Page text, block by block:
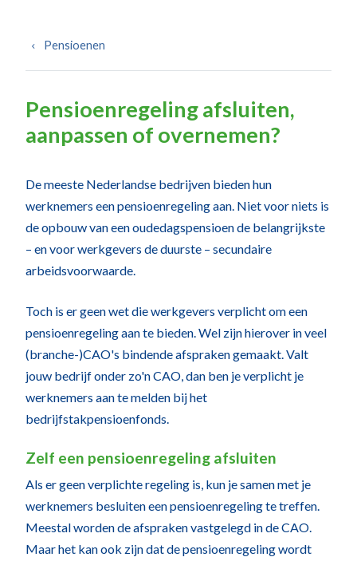
Pensioenen
Pensioenregeling afsluiten,
aanpassen of overnemen?
De meeste Nederlandse bedrijven bieden hun
werknemers een pensioenregeling aan. Niet voor niets is
de opbouw van een oudedagspensioen de belangrijkste
– en voor werkgevers de duurste – secundaire
arbeidsvoorwaarde.
Toch is er geen wet die werkgevers verplicht om een
pensioenregeling aan te bieden. Wel zijn hierover in veel
(branche-)CAO's bindende afspraken gemaakt. Valt
jouw bedrijf onder zo'n CAO, dan ben je verplicht je
werknemers aan te melden bij het
bedrijfstakpensioenfonds.
Zelf een pensioenregeling afsluiten
Als er geen verplichte regeling is, kun je samen met je
werknemers besluiten een pensioenregeling te treffen.
Meestal worden de afspraken vastgelegd in de CAO.
Maar het kan ook zijn dat de pensioenregeling wordt